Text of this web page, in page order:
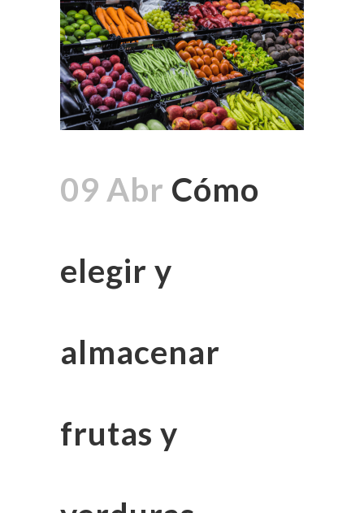
09 Abr Cómo
elegir y
almacenar
frutas y